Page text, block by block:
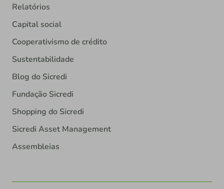
Relatórios
Capital social
Cooperativismo de crédito
Sustentabilidade
Blog do Sicredi
Fundação Sicredi
Shopping do Sicredi
Sicredi Asset Management
Assembleias